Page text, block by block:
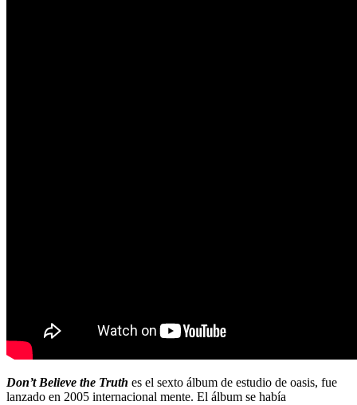
Don’t Believe the Truth es el sexto álbum de estudio de oasis, fue
lanzado en 2005 internacional mente. El álbum se había